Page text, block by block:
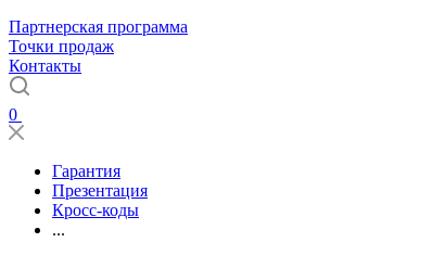
Партнерская программа
Точки продаж
Контакты
0
Гарантия
Презентация
Кросс-коды
...